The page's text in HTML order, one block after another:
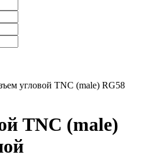
угловой TNC (male) RG58
TNC (male)